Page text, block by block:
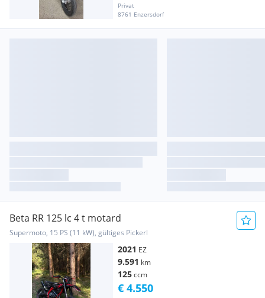
Privat
8761 Enzersdorf
Beta RR 125 lc 4 t motard
Supermoto, 15 PS (11 kW), gültiges Pickerl
2021 EZ
9.591 km
125ccm
€ 4.550